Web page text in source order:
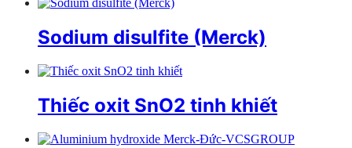
Sodium disulfite (Merck)
Thiếc oxit SnO2 tinh khiết